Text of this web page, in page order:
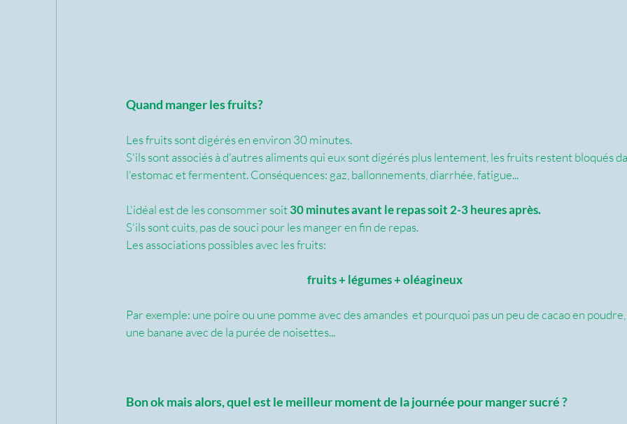
Quand manger les fruits?
Les fruits sont digérés en environ 30 minutes.
S'ils sont associés à d'autres aliments qui eux sont digérés plus lentement, les fruits restent bloqués
l'estomac et fermentent. Conséquences: gaz, ballonnements, diarrhée, fatigue...
L'idéal est de les consommer soit 30 minutes avant le repas soit 2-3 heures après.
S'ils sont cuits, pas de souci pour les manger en fin de repas.
Les associations possibles avec les fruits:
fruits + légumes + oléagineux
Par exemple: une poire ou une pomme avec des amandes  et pourquoi pas un peu de cacao en
une banane avec de la purée de noisettes...
Bon ok mais alors, quel est le meilleur moment de la journée pour manger sucré ?